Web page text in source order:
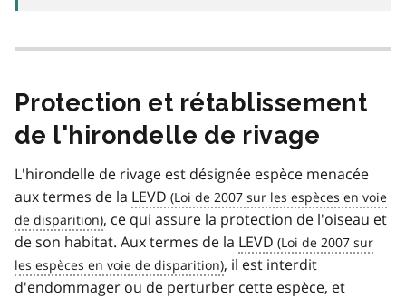
Protection et rétablissement
de l'hirondelle de rivage
L'hirondelle de rivage est désignée espèce menacée
aux termes de la LEVD
, ce qui assure la protection de l'oiseau et
de son habitat. Aux termes de la LEVD
, il est interdit
d'endommager ou de perturber cette espèce, et